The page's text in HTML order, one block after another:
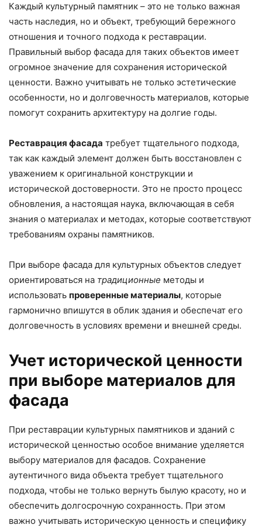
Каждый культурный памятник – это не только важная
часть наследия, но и объект, требующий бережного
отношения и точного подхода к реставрации.
Правильный выбор фасада для таких объектов имеет
огромное значение для сохранения исторической
ценности. Важно учитывать не только эстетические
особенности, но и долговечность материалов, которые
помогут сохранить архитектуру на долгие годы.
Реставрация фасада требует тщательного подхода,
так как каждый элемент должен быть восстановлен с
уважением к оригинальной конструкции и
исторической достоверности. Это не просто процесс
обновления, а настоящая наука, включающая в себя
знания о материалах и методах, которые соответствуют
требованиям охраны памятников.
При выборе фасада для культурных объектов следует
ориентироваться на традиционные методы и
использовать проверенные материалы, которые
гармонично впишутся в облик здания и обеспечат его
долговечность в условиях времени и внешней среды.
Учет исторической ценности
при выборе материалов для
фасада
При реставрации культурных памятников и зданий с
исторической ценностью особое внимание уделяется
выбору материалов для фасадов. Сохранение
аутентичного вида объекта требует тщательного
подхода, чтобы не только вернуть былую красоту, но и
обеспечить долгосрочную сохранность. При этом
важно учитывать историческую ценность и специфику